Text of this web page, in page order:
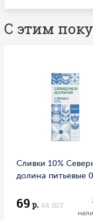
С этим
Сливки 10%
долина питьевые
69 р. за шт